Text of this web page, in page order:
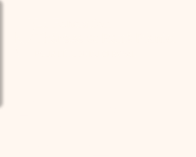
Aller au contenu principal